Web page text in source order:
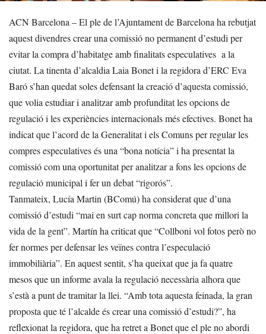
ACN Barcelona – El ple de l’Ajuntament de Barcelona ha rebutjat
aquest divendres crear una comissió no permanent d’estudi per
evitar la compra d’habitatge amb finalitats especulatives a la
ciutat. La tinenta d’alcaldia Laia Bonet i la regidora d’ERC Eva
Baró s’han quedat soles defensant la creació d’aquesta comissió,
que volia estudiar i analitzar amb profunditat les opcions de
regulació i les experiències internacionals més efectives. Bonet ha
indicat que l’acord de la Generalitat i els Comuns per regular les
compres especulatives és una “bona notícia” i ha presentat la
comissió com una oportunitat per analitzar a fons les opcions de
regulació municipal i fer un debat “rigorós”.
Tanmateix, Lucía Martin (BComú) ha considerat que d’una
comissió d’estudi “mai en surt cap norma concreta que millori la
vida de la gent”. Martín ha criticat que “Collboni vol fotos però no
fer normes per defensar les veïnes contra l’especulació
immobiliària”. En aquest sentit, s’ha queixat que ja fa quatre
mesos que un informe avala la regulació necessària alhora que
s’està a punt de tramitar la llei. “Amb tota aquesta feinada, la gran
proposta que té l’alcalde és crear una comissió d’estudi?”, ha
reflexionat la regidora, que ha retret a Bonet que el ple no abordi